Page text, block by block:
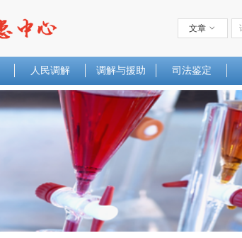
人民调解 调解与援助 司法鉴定
文章 ꀁ